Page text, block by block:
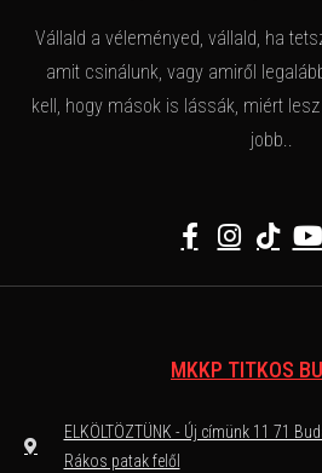
Vállald a véleményed, vállald, ha
amit csinálunk, vagy amiről
kell, hogy mások is lássák, miért
jobb..
MKKP TITKOS
ELKÖLTÖZTÜNK - Új címünk 11 71
Rákos patak felől